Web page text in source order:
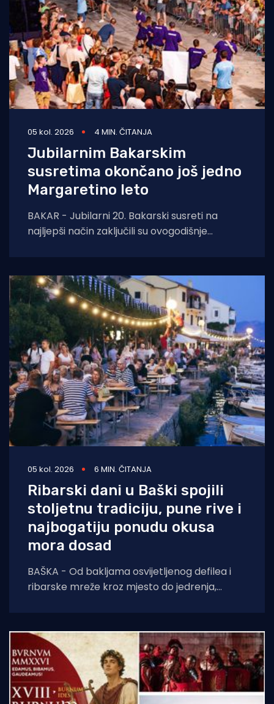
05 kol. 2026 4 MIN. ČITANJA
Jubilarnim Bakarskim
susretima okončano još jedno
Margaretino leto
BAKAR - Jubilarni 20. Bakarski susreti na
najljepši način zaključili su ovogodišnje
05 kol. 2026 6 MIN. ČITANJA
Ribarski dani u Baški spojili
stoljetnu tradiciju, pune rive i
najbogatiju ponudu okusa
mora dosad
BAŠKA - Od bakljama osvijetljenog defilea i
ribarske mreže kroz mjesto do jedrenja,